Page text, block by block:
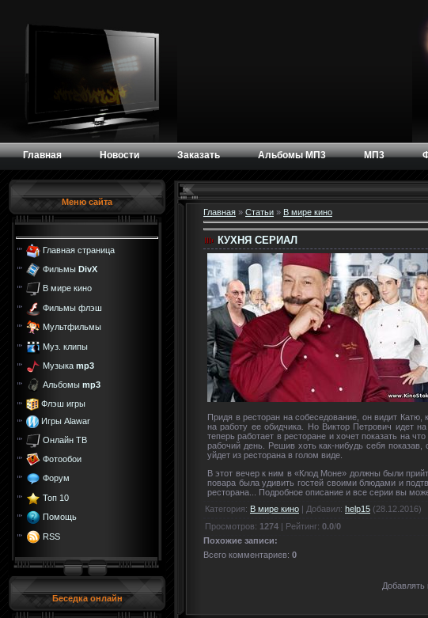
Главная Новости Заказать Альбомы МП3 МП3
Меню сайта
Главная страница
Фильмы DivX
В мире кино
Фильмы флэш
Мультфильмы
Муз. клипы
Музыка mp3
Альбомы mp3
Флэш игры
Игры Alawar
Онлайн ТВ
Фотообои
Форум
Топ 10
Помощь
RSS
Беседка онлайн
Главная » Статьи » В мире кино
КУХНЯ СЕРИАЛ
Придя в ресторан на собеседование, он видит
на работу ее обидчика. Но Виктор Петрович идет
теперь работает в ресторане и хочет показать на
рабочий день. Решив хоть как-нибудь себя
уйдет из ресторана в голом виде.
В этот вечер к ним в «Клод Моне» должны были
повара была удивить гостей своими блюдами и
ресторана... Подробное описание и все серии вы
Категория: В мире кино | Добавил: help15 (28.12.2016)
Просмотров: 1274 | Рейтинг: 0.0/0
Похожие записи:
Всего комментариев: 0
Добавлять